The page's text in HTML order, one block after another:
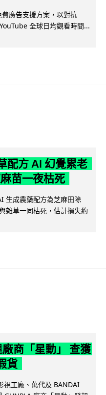
廣告支援方案，以對抗
全球日均觀看時間...
配方 AI 幻覺累老
苗一夜枯死
生成農藥配方為芝麻田除
雜草一同枯死，估計損失約
商「星動」 查獲
貨
視工廠、萬代及 BANDAI